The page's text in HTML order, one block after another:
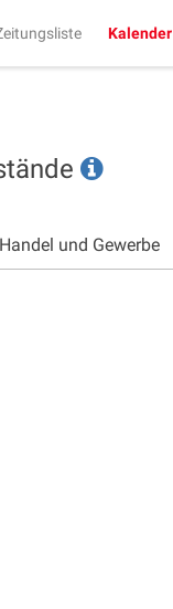
Kalender
und Gewerbe